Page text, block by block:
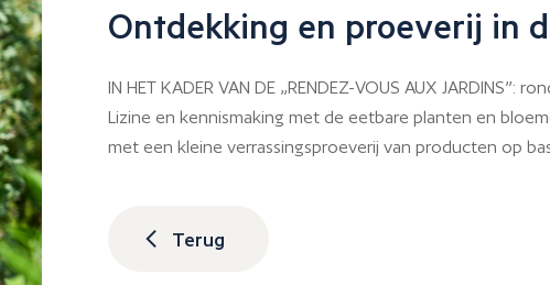
Ontdekking en proeverij in
IN HET KADER VAN DE „RENDEZ-VOUS AUX JARDINS”:
Lizine en kennismaking met de eetbare planten en
met een kleine verrassingsproeverij van producten op
Terug